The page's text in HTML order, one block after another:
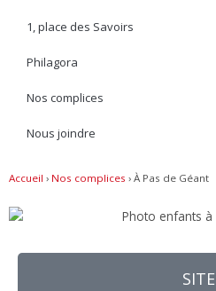
1, place des Savoirs
Philagora
Nos complices
Nous joindre
Accueil › Nos complices › À Pas de Géant
SITE